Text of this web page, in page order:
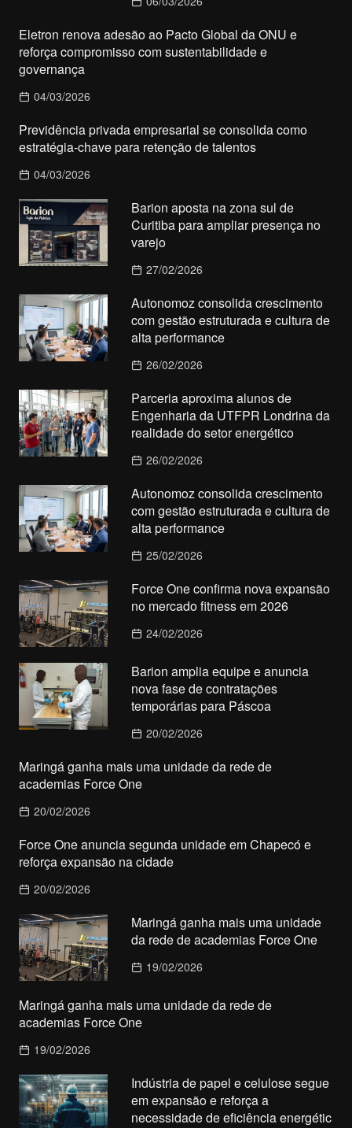
Eletron renova adesão ao Pacto Global da ONU e
reforça compromisso com sustentabilidade e
governança
04/03/2026
Previdência privada empresarial se consolida como
estratégia-chave para retenção de talentos
04/03/2026
Barion aposta na zona sul de
Curitiba para ampliar presença no
varejo
27/02/2026
Autonomoz consolida crescimento
com gestão estruturada e cultura de
alta performance
26/02/2026
Parceria aproxima alunos de
Engenharia da UTFPR Londrina da
realidade do setor energético
26/02/2026
Autonomoz consolida crescimento
com gestão estruturada e cultura de
alta performance
25/02/2026
Force One confirma nova expansão
no mercado fitness em 2026
24/02/2026
Barion amplia equipe e anuncia
nova fase de contratações
temporárias para Páscoa
20/02/2026
Maringá ganha mais uma unidade da rede de
academias Force One
20/02/2026
Force One anuncia segunda unidade em Chapecó e
reforça expansão na cidade
20/02/2026
Maringá ganha mais uma unidade
da rede de academias Force One
19/02/2026
Maringá ganha mais uma unidade da rede de
academias Force One
19/02/2026
Indústria de papel e celulose segue
em expansão e reforça a
necessidade de eficiência energétic